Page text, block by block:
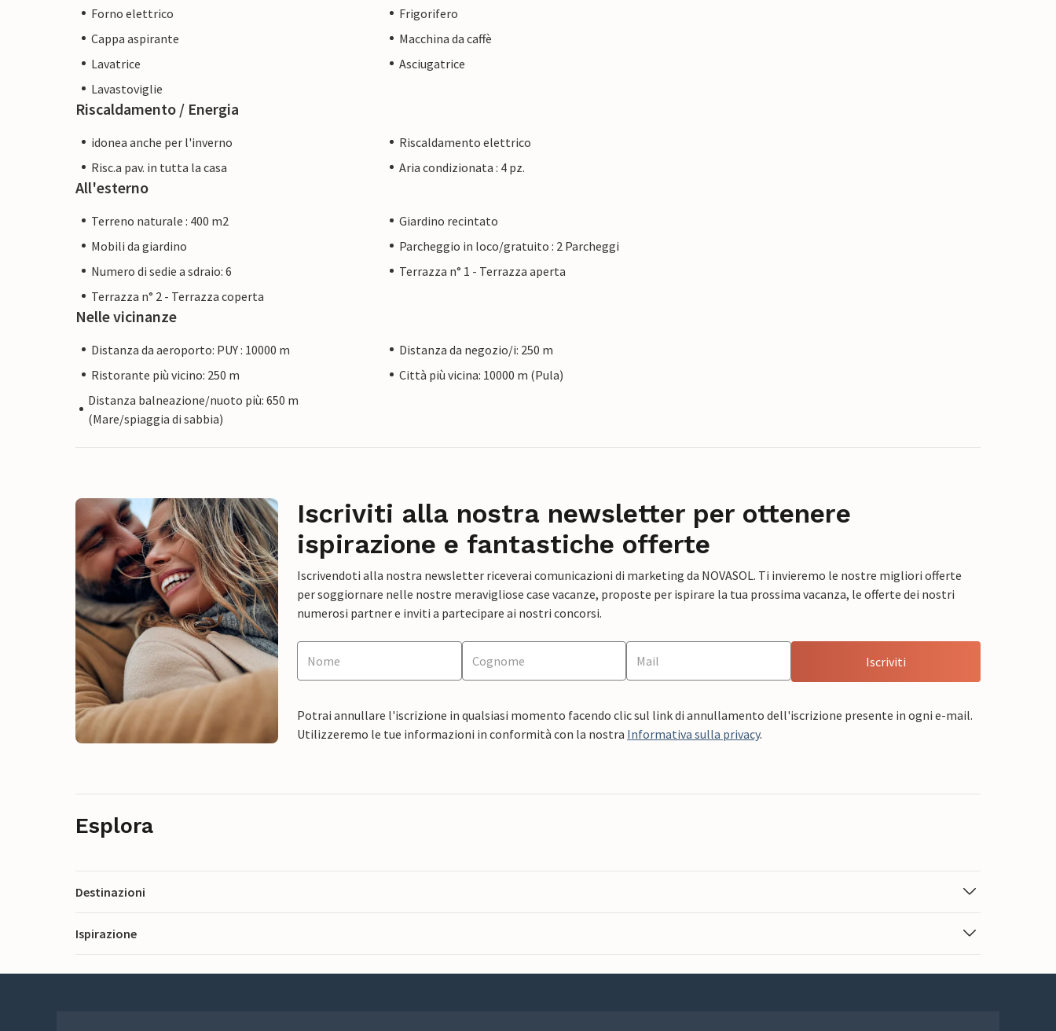
Forno elettrico
Frigorifero
Cappa aspirante
Macchina da caffè
Lavatrice
Asciugatrice
Lavastoviglie
Riscaldamento / Energia
idonea anche per l'inverno
Riscaldamento elettrico
Risc.a pav. in tutta la casa
Aria condizionata : 4 pz.
All'esterno
Terreno naturale : 400 m2
Giardino recintato
Mobili da giardino
Parcheggio in loco/gratuito : 2 Parcheggi
Numero di sedie a sdraio: 6
Terrazza n° 1 - Terrazza aperta
Terrazza n° 2 - Terrazza coperta
Nelle vicinanze
Distanza da aeroporto: PUY : 10000 m
Distanza da negozio/i: 250 m
Ristorante più vicino: 250 m
Città più vicina: 10000 m (Pula)
Distanza balneazione/nuoto più: 650 m
(Mare/spiaggia di sabbia)
Iscriviti alla nostra newsletter per ottenere
ispirazione e fantastiche offerte
Iscrivendoti alla nostra newsletter riceverai comunicazioni di marketing da NOVASOL. Ti invieremo le nostre migliori offerte
per soggiornare nelle nostre meravigliose case vacanze, proposte per ispirare la tua prossima vacanza, le offerte dei nostri
numerosi partner e inviti a partecipare ai nostri concorsi.
Iscriviti
Potrai annullare l'iscrizione in qualsiasi momento facendo clic sul link di annullamento dell'iscrizione presente in ogni e-mail.
Utilizzeremo le tue informazioni in conformità con la nostra Informativa sulla privacy.
Esplora
Destinazioni
Ispirazione